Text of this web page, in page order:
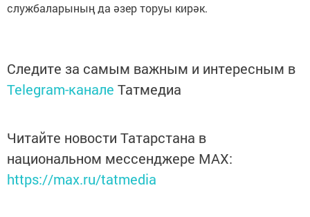
службаларының да әзер торуы кирәк.
Следите за самым важным и интересным в
Telegram-канале Татмедиа
Читайте новости Татарстана в
национальном мессенджере MАХ:
https://max.ru/tatmedia